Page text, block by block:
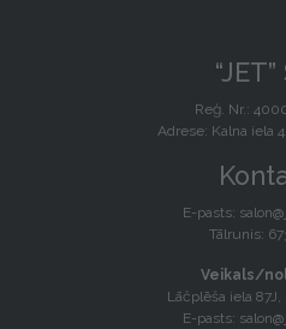
Reģ. Nr.:
Adrese: Kalna iela
E-pasts:
Tālrunis:
Veikals/
Lāčplēša iela 87J,
E-pasts: